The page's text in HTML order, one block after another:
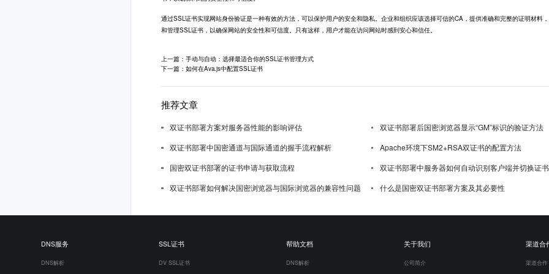
通过SSL证书实现网站身份验证是一种有效的方法，可以保护用户的安全和隐私。企业和组织应该选择可信的CA，提供准确和完整的证明材料
和管理SSL证书，以确保网站的安全性和可信度。只有这样，用户才能在访问网站时感到安心和信任。
上一篇：手动与自动：选择最适合你的SSL证书管理方式
下一篇：如何在Ava.js中配置SSL证书
推荐文章
双证书部署方案对服务器性能的影响评估
双证书部署后国密浏览器显示“GM”标识的验证方法
双证书部署中国密通道与国际通道的握手流程解析
Apache环境下SM2+RSA双证书的配置方法
国密双证书部署的证书申请与获取流程
双证书部署中服务器如何自动识别客户端并切换证书
双证书部署如何解决国密浏览器与国际浏览器的兼容性问题
什么是国密双证书部署方案及其必要性
DNS服务
DNS解析
SSL证书
DV SSL证书
帮助文档
DNS解析
关于我们
公司简介
渠道合
渠道合作